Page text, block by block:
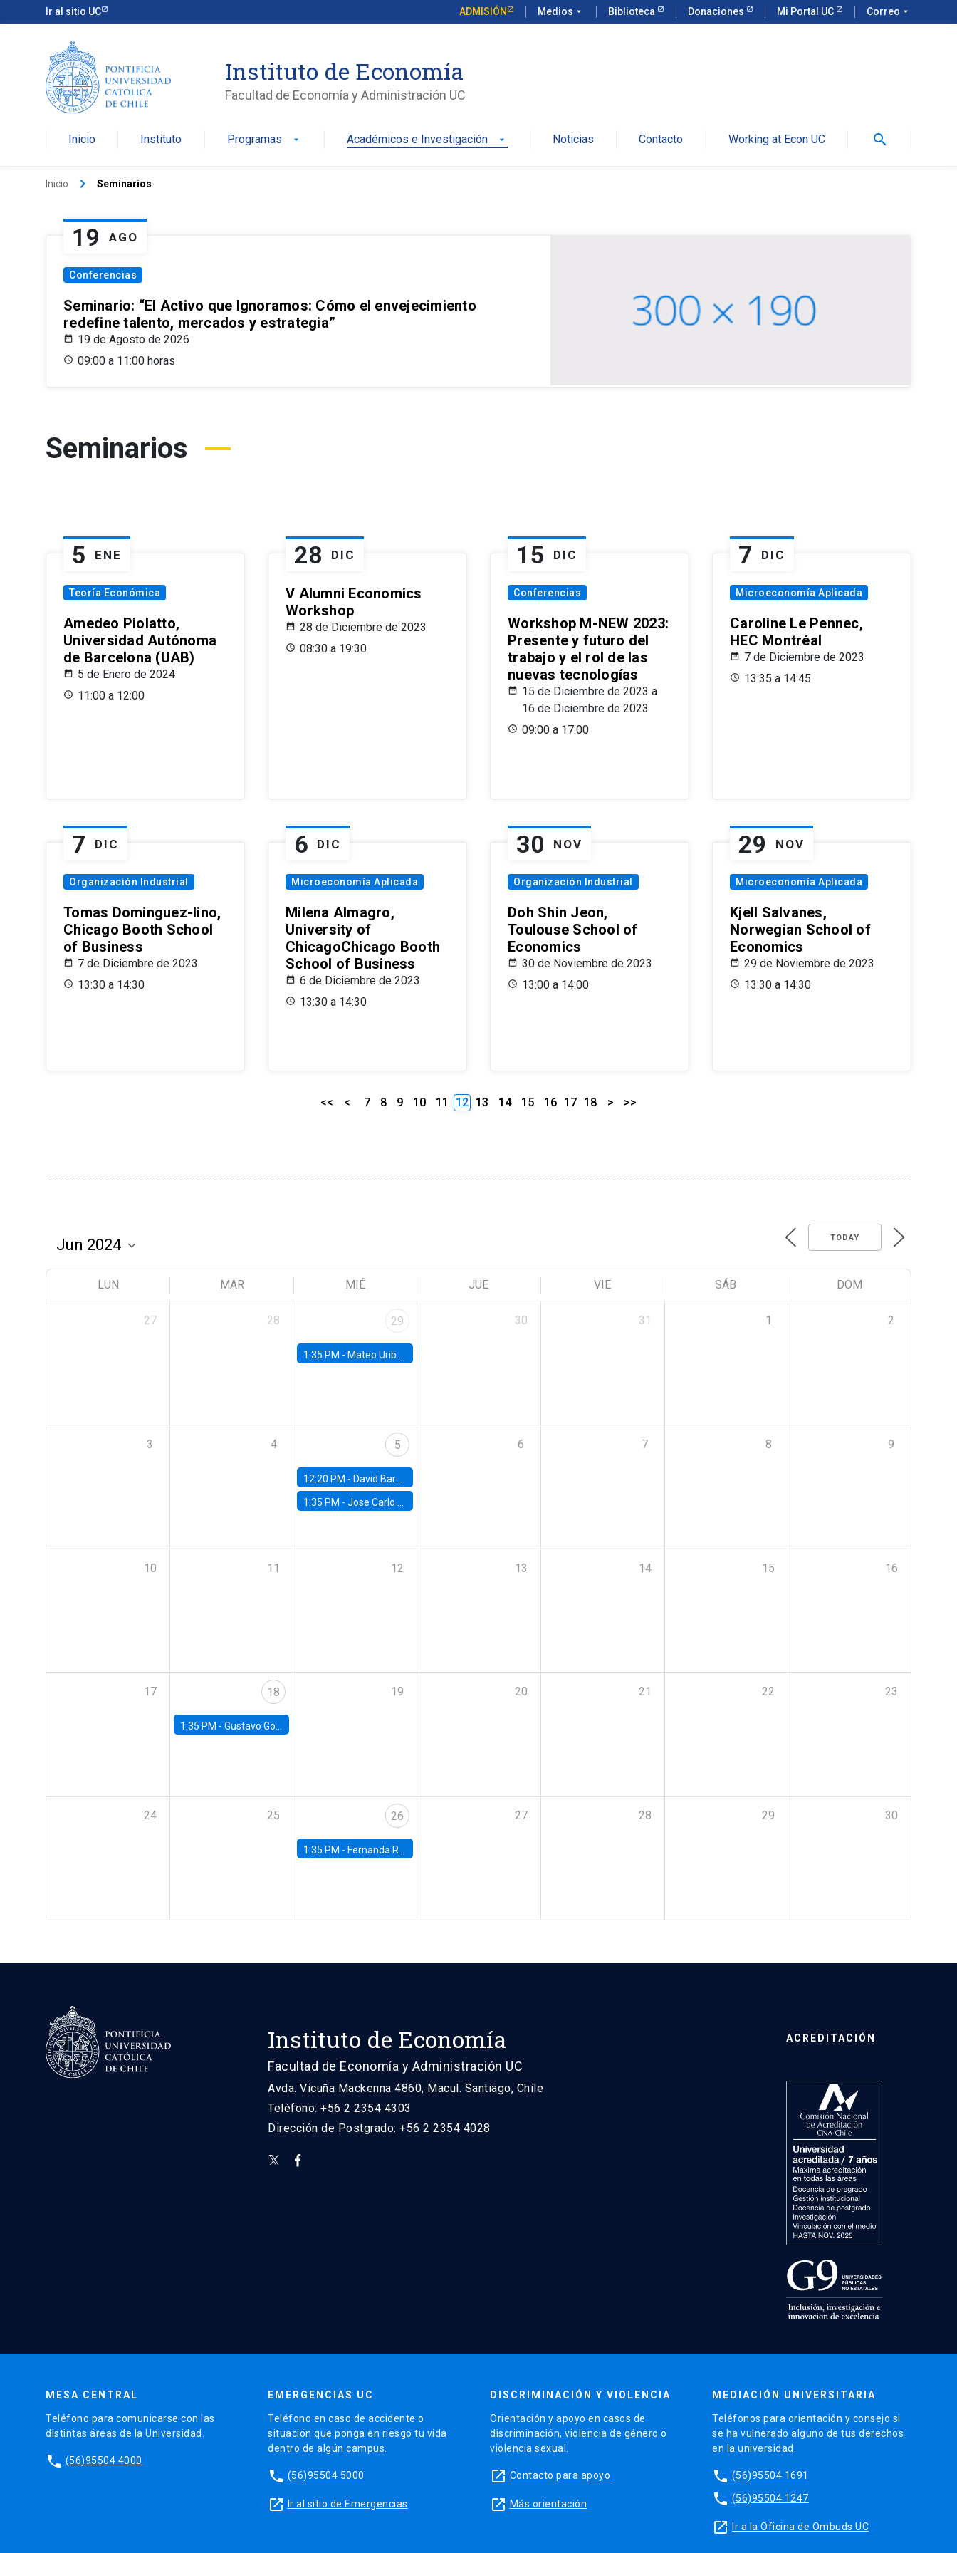
Ir al sitio UC ADMISIÓN Medios arrow_drop_down Biblioteca Donaciones Mi Portal UC Correo arrow_drop_down
Instituto de Economía
Facultad de Economía y Administración UC
Inicio Instituto Programas arrow_drop_down Académicos e Investigación arrow_drop_down Noticias Contacto Working at Econ UC search
Inicio keyboard_arrow_right Seminarios
19 AGO
Conferencias
Seminario: “El Activo que Ignoramos: Cómo el envejecimiento
redefine talento, mercados y estrategia”
19 de Agosto de 2026
09:00 a 11:00 horas
Seminarios
5 ENE
Teoría Económica
Amedeo Piolatto,
Universidad Autónoma
de Barcelona (UAB)
5 de Enero de 2024
11:00 a 12:00
28 DIC
V Alumni Economics
Workshop
28 de Diciembre de 2023
08:30 a 19:30
15 DIC
Conferencias
Workshop M-NEW 2023:
Presente y futuro del
trabajo y el rol de las
nuevas tecnologías
15 de Diciembre de 2023 a
16 de Diciembre de 2023
09:00 a 17:00
7 DIC
Microeconomía Aplicada
Caroline Le Pennec,
HEC Montréal
7 de Diciembre de 2023
13:35 a 14:45
7 DIC
Organización Industrial
Tomas Dominguez-Iino,
Chicago Booth School
of Business
7 de Diciembre de 2023
13:30 a 14:30
6 DIC
Microeconomía Aplicada
Milena Almagro,
University of
ChicagoChicago Booth
School of Business
6 de Diciembre de 2023
13:30 a 14:30
30 NOV
Organización Industrial
Doh Shin Jeon,
Toulouse School of
Economics
30 de Noviembre de 2023
13:00 a 14:00
29 NOV
Microeconomía Aplicada
Kjell Salvanes,
Norwegian School of
Economics
29 de Noviembre de 2023
13:30 a 14:30
<< < 7 8 9 10 11 12 13 14 15 16 17 18 > >>
TODAY
LUN MAR MIÉ JUE VIE SÁB DOM
27 28 29
1:35 PM - Mateo Uribe-Castro, Universidad de los Andes (Colombia)
30 31 1 2
3 4 5
12:20 PM - David Bardey, Universidad de los Andes - CEDE
1:35 PM -Jose Carlo Bermudez, UC (ME) & World Bank
6 7 8 9
10 11 12 13 14 15 16
17 18
1:35 PM - Gustavo González, Banco Central de Chile
19 20 21 22 23
24 25 26
1:35 PM - Fernanda Rojas Ampuero, University of Wisconsin-Madison
27 28 29 30
Instituto de Economía
Facultad de Economía y Administración UC
Avda. Vicuña Mackenna 4860, Macul. Santiago, Chile
Teléfono: +56 2 2354 4303
Dirección de Postgrado: +56 2 2354 4028
ACREDITACIÓN
MESA CENTRAL
Teléfono para comunicarse con las
distintas áreas de la Universidad.
phone (56)95504 4000
EMERGENCIAS UC
Teléfono en caso de accidente o
situación que ponga en riesgo tu vida
dentro de algún campus.
phone (56)95504 5000
launch Ir al sitio de Emergencias
DISCRIMINACIÓN Y VIOLENCIA
Orientación y apoyo en casos de
discriminación, violencia de género o
violencia sexual.
launch Contacto para apoyo
launch Más orientación
MEDIACIÓN UNIVERSITARIA
Teléfonos para orientación y consejo si
se ha vulnerado alguno de tus derechos
en la universidad.
phone (56)95504 1691
phone (56)95504 1247
launch Ir a la Oficina de Ombuds UC